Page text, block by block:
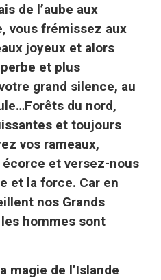
de l’aube aux
vous frémissez aux
joyeux et alors
et plus
grand silence, au
du nord,
et toujours
vos rameaux,
et versez-nous
et la force. Car en
nos Grands
hommes sont
magie de l’Islande